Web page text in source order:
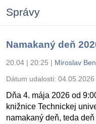
Správy
Namakaný deň
20.04 | 20:25 | Miroslav
Dátum udalosti: 04.05.2026
Dňa 4. mája 2026 od
knižnice Technickej
namakaný deň, teda